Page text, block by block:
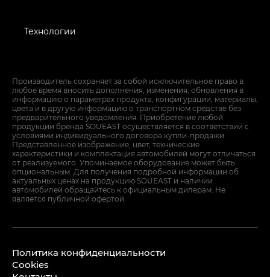
Технологии
Производитель сохраняет за собой исключительное право в
любое время вносить дополнения, изменения, обновления в
информацию о параметрах продукта, конфигурации, материалы,
цвета и в другую информацию о транспортном средстве без
предварительного уведомления. Приобретение любой
продукции бренда SOUEAST осуществляется в соответствии с
условиями индивидуального договора купли-продажи.
Представленное изображение, цвет, технические
характеристики и комплектация автомобилей могут отличаться
от реализуемого. Упоминаемое оборудование может быть
опциональным. Для получения подробной информации об
актуальных ценах на продукцию SOUEAST и наличии
автомобилей обращайтесь к официальным дилерам. Не
является публичной офертой.
Политика конфиденциальности
Cookies